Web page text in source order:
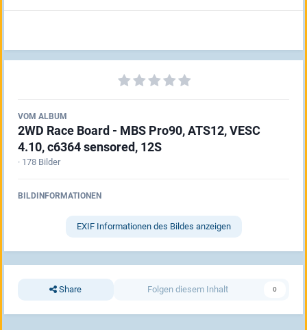
VOM ALBUM
2WD Race Board - MBS Pro90, ATS12, VESC
4.10, c6364 sensored, 12S
· 178 Bilder
BILDINFORMATIONEN
EXIF Informationen des Bildes anzeigen
Share Folgen diesem Inhalt 0